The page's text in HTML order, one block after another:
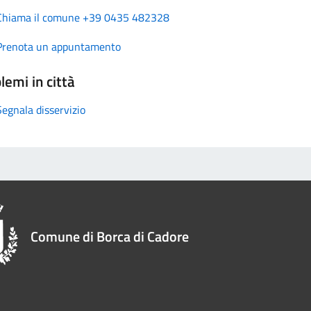
il comune +39 0435 482328
un appuntamento
in città
disservizio
Comune di Borca di Cadore